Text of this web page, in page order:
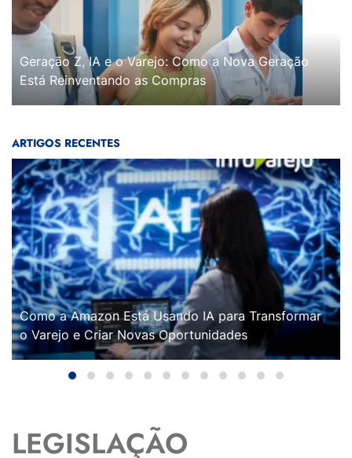
Geração Z, IA e o Varejo: Como a Nova Geração
Está Reinventando as Compras
ARTIGOS RECENTES
Como a Amazon Está Usando IA para Transformar
o Varejo e Criar Novas Oportunidades
LEGISLAÇÃO